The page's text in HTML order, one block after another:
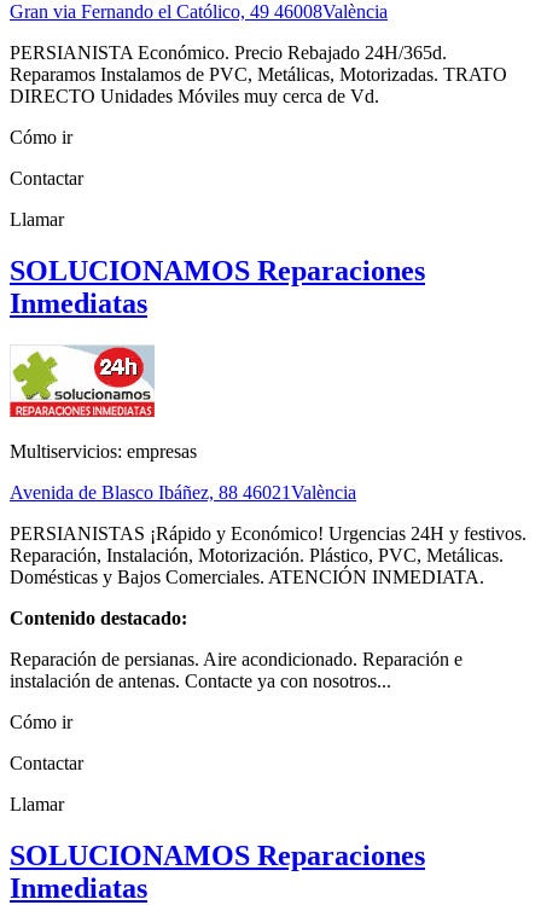
Gran via Fernando el Católico, 49 46008València
PERSIANISTA Económico. Precio Rebajado 24H/365d.
Reparamos Instalamos de PVC, Metálicas, Motorizadas. TRATO
DIRECTO Unidades Móviles muy cerca de Vd.
Cómo ir
Contactar
Llamar
SOLUCIONAMOS Reparaciones
Inmediatas
Multiservicios: empresas
Avenida de Blasco Ibáñez, 88 46021València
PERSIANISTAS ¡Rápido y Económico! Urgencias 24H y festivos.
Reparación, Instalación, Motorización. Plástico, PVC, Metálicas.
Domésticas y Bajos Comerciales. ATENCIÓN INMEDIATA.
Contenido destacado:
Reparación de persianas. Aire acondicionado. Reparación e
instalación de antenas. Contacte ya con nosotros...
Cómo ir
Contactar
Llamar
SOLUCIONAMOS Reparaciones
Inmediatas